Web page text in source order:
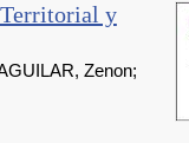
Territorial y
Zenon;